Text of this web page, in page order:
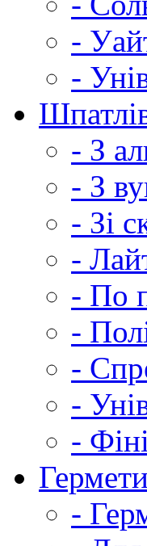
-
-
- З
- З
- Зі
-
- По
-
-
-
-
-